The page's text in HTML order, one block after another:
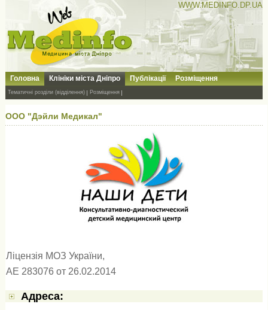
WWW.MEDINFO.DP.UA
Головна Клініки міста Дніпро Публікації Розміщення
Тематичні розділи (відділення) Розміщення
ООО "Дэйли Медикал"
Ліцензія МОЗ України,
АЕ 283076 от 26.02.2014
Адресa: